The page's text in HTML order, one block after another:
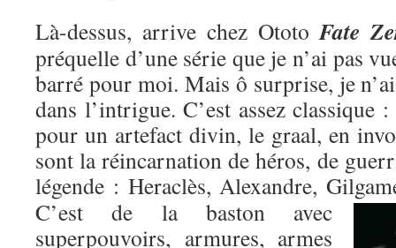
Là-dessus, arrive chez OtotoFate
préquelle d’une série que je n’ai pas
barré pour moi. Mais ô surprise, je
dans l’intrigue. C’est assez classique
pour un artefact divin, le graal, en
sont la réincarnation de héros, de
légende : Heraclès, Alexandre,
C’est de la baston avec
superpouvoirs, armures, armes